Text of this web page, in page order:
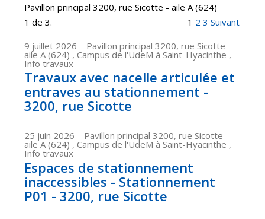
Pavillon principal 3200, rue Sicotte - aile A (624)
1 de 3.
1 2 3 Suivant
9 juillet 2026 – Pavillon principal 3200, rue Sicotte -
aile A (624) , Campus de l'UdeM à Saint-Hyacinthe ,
Info travaux
Travaux avec nacelle articulée et
entraves au stationnement -
3200, rue Sicotte
25 juin 2026 – Pavillon principal 3200, rue Sicotte -
aile A (624) , Campus de l'UdeM à Saint-Hyacinthe ,
Info travaux
Espaces de stationnement
inaccessibles - Stationnement
P01 - 3200, rue Sicotte